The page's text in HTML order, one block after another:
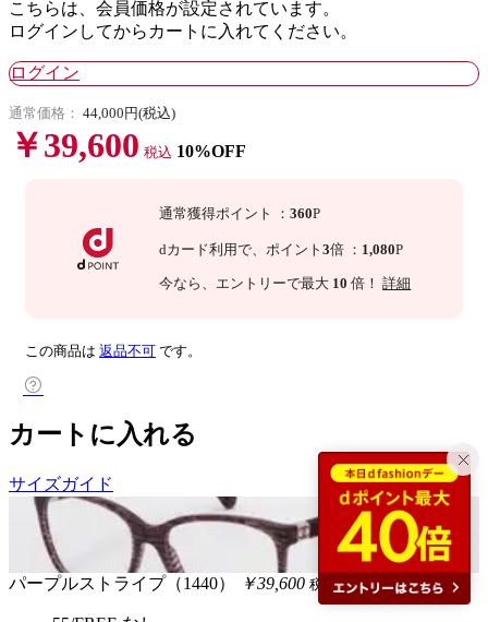
こちらは、会員価格が設定されています。
ログインしてからカートに入れてください。
ログイン
通常価格： 44,000円(税込)
￥39,600 税込 10%OFF
通常獲得ポイント ：360P
dカード利用で、ポイント3倍 ： 1,080P
今なら 、エントリーで最大 10 倍！詳細
この商品は 返品不可 です。
カートに入れる
サイズガイド
パープルストライプ（1440） ￥39,600 税込